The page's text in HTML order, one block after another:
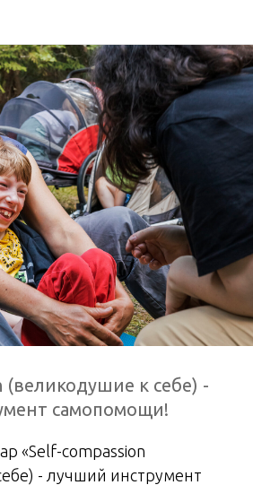
(великодушие к себе) -
самопомощи!
«Self-compassion
- лучший инструмент